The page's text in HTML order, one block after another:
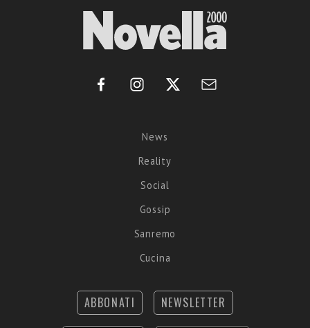
News
Reality
Social
Gossip
Sanremo
Cucina
ABBONATI NEWSLETTER